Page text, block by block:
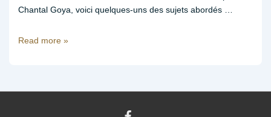
Chantal Goya, voici quelques-uns des sujets abordés …
Atomic
le
Read more »